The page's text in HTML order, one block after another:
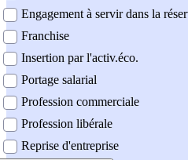
Engagement à servir dans la
Franchise
Insertion par l'activ.éco.
Portage salarial
Profession commerciale
Profession libérale
Reprise d'entreprise